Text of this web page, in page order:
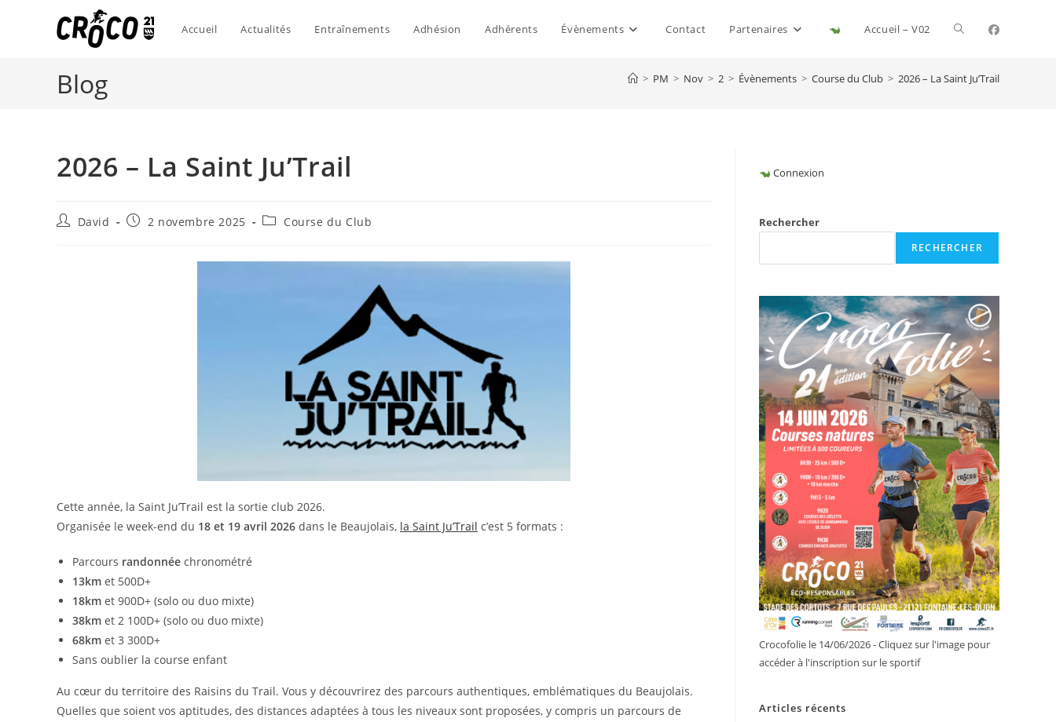
Accueil Actualités Entraînements Adhésion Adhérents Évènements Contact Partenaires Accueil – V02 Toggle
website
Blog > PM > Nov > 2 > Évènements > Course du Club > 2026 – La Saint Ju’Trail
2026 – La Saint Ju’Trail
Auteur/autrice
David
Publication
2 novembre 2025
PostCourse du Club
Cette année, la Saint Ju’Trail est la sortie club 2026.
Organisée le week-end du 18 et 19 avril 2026 dans le Beaujolais, la Saint Ju’Trail c’est 5 formats :
Parcours randonnée chronométré
13km et 500D+
18km et 900D+ (solo ou duo mixte)
38km et 2 100D+ (solo ou duo mixte)
68km et 3 300D+
Sans oublier la course enfant
Au cœur du territoire des Raisins du Trail. Vous y découvrirez des parcours authentiques, emblématiques du Beaujolais.
Quelles que soient vos aptitudes, des distances adaptées à tous les niveaux sont proposées, y compris un parcours de
Connexion
Rechercher
RECHERCHER
Crocofolie le 14/06/2026 - Cliquez sur l'image pour
accéder à l'inscription sur le sportif
Articles récents